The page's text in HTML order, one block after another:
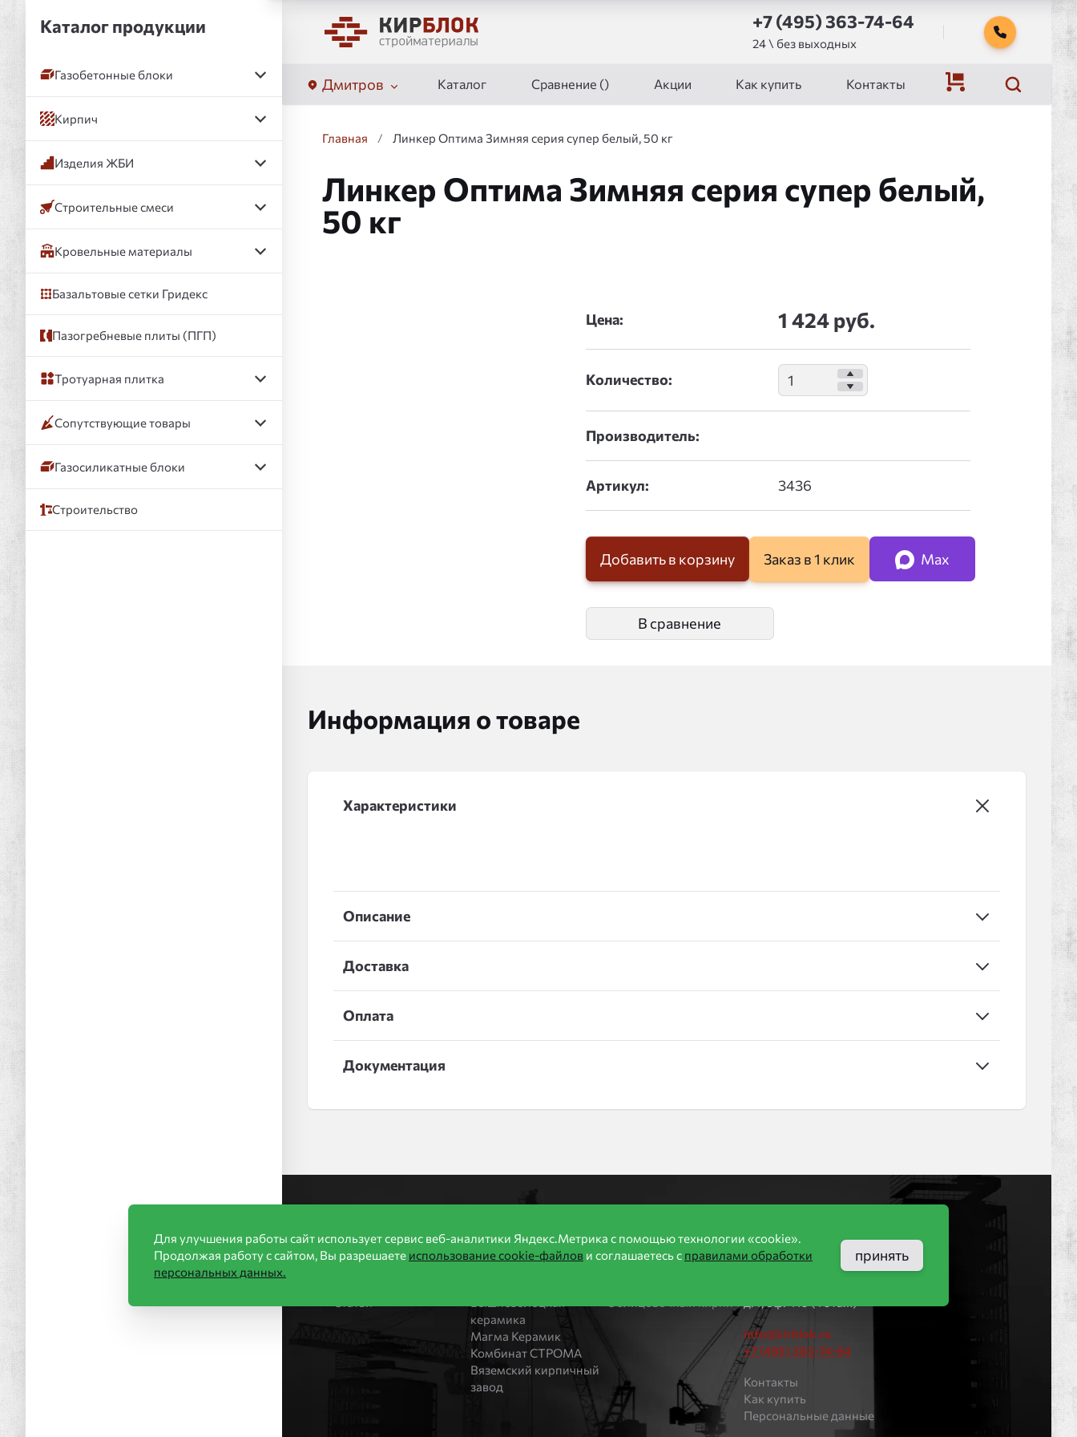
+7 (495) 363-74-64
24 \ без выходных
Дмитров Каталог Сравнение () Акции Как купить Контакты
Главная / Линкер Оптима Зимняя серия супер белый, 50 кг
Линкер Оптима Зимняя серия супер белый,
50 кг
Цена: 1 424 руб.
Количество:
Производитель:
Артикул:
Добавить в корзину Заказ в 1 клик Max
В сравнение
Информация о товаре
Характеристики
Описание
Доставка
Оплата
Документация
Акции
Бренды
керамика
Магма Керамик
Комбинат СТРОМА
Вяземский кирпичный
завод
Каталог
ООО «КИРБЛОК»
МO, г. Дмитров, ул.
info@kirblok.ru
+7 (495) 363-74-64
Контакты
Как купить
Персональные данные
Каталог продукции
Газобетонные блоки
Кирпич
Изделия ЖБИ
Строительные смеси
Кровельные материалы
Базальтовые сетки Гридекс
Пазогребневые плиты (ПГП)
Тротуарная плитка
Сопутствующие товары
Газосиликатные блоки
Строительство
Для улучшения работы сайт использует сервис веб-аналитики Яндекс.Метрика с помощью технологии «cookie».
Продолжая работу с сайтом, Вы разрешаете использование cookie-файлов и соглашаетесь с правилами обработки
персональных данных.
принять